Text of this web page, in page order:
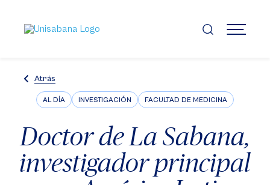
contenido
principal
MENÚ
Atrás
AL DÍA INVESTIGACIÓN FACULTAD DE MEDICINA
Doctor de La Sabana,
investigador principal